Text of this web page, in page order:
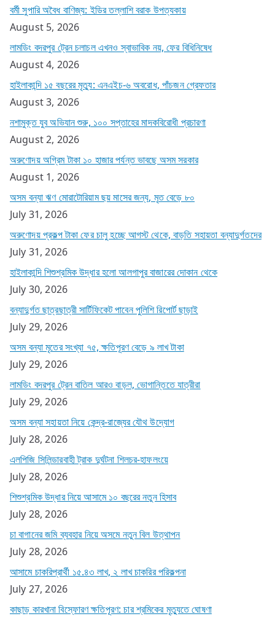
বর্মী সুপারি অবৈধ বাণিজ্য: ইডির তল্লাশি বরাক উপত্যকায়
August 5, 2026
লামডিং বদরপুর ট্রেন চলাচল এখনও স্বাভাবিক নয়, ফের বিধিনিষেধ
August 4, 2026
হাইলাকান্দি ১৫ বছরের মৃত্যু: এনএইচ-৬ অবরোধ, পাঁচজন গ্রেফতার
August 3, 2026
নশামুক্ত যুব অভিযান শুরু, ১০০ সপ্তাহের মাদকবিরোধী প্রচারণা
August 2, 2026
অরুণোদয় অগ্রিম টাকা ১০ হাজার পর্যন্ত ভাবছে অসম সরকার
August 1, 2026
অসম বন্যা ঋণ মোরাটোরিয়াম ছয় মাসের জন্য, মৃত বেড়ে ৮০
July 31, 2026
অরুণোদয় প্রকল্প টাকা ফের চালু হচ্ছে আগস্ট থেকে, বাড়তি সহায়তা বন্যাদুর্গতদের
July 31, 2026
হাইলাকান্দি শিশুশ্রমিক উদ্ধার হলো আলগাপুর বাজারের দোকান থেকে
July 30, 2026
বন্যাদুর্গত ছাত্রছাত্রী সার্টিফিকেট পাবেন পুলিশি রিপোর্ট ছাড়াই
July 29, 2026
অসম বন্যা মৃতের সংখ্যা ৭৫, ক্ষতিপূরণ বেড়ে ৯ লাখ টাকা
July 29, 2026
লামডিং বদরপুর ট্রেন বাতিল আরও বাড়ল, ভোগান্তিতে যাত্রীরা
July 29, 2026
অসম বন্যা সহায়তা নিয়ে কেন্দ্র-রাজ্যের যৌথ উদ্যোগ
July 28, 2026
এলপিজি সিলিন্ডারবাহী ট্রাক দুর্ঘটনা শিলচর-হাফলংয়ে
July 28, 2026
শিশুশ্রমিক উদ্ধার নিয়ে আসামে ১০ বছরের নতুন হিসাব
July 28, 2026
চা বাগানের জমি ব্যবহার নিয়ে অসমে নতুন বিল উত্থাপন
July 28, 2026
আসামে চাকরিপ্রার্থী ১৫.৪৩ লাখ, ২ লাখ চাকরির পরিকল্পনা
July 27, 2026
কাছাড় কারখানা বিস্ফোরণ ক্ষতিপূরণ: চার শ্রমিকের মৃত্যুতে ঘোষণা